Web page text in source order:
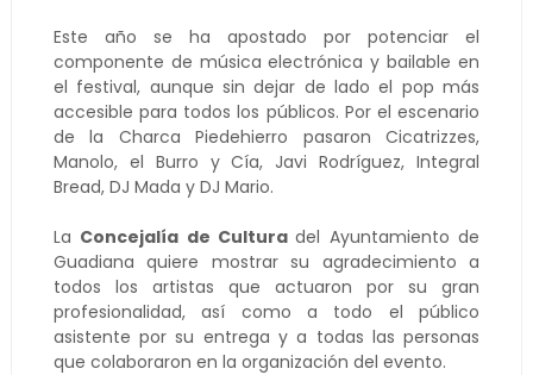
Este año se ha apostado por potenciar el
componente de música electrónica y bailable en
el festival, aunque sin dejar de lado el pop más
accesible para todos los públicos. Por el escenario
de la Charca Piedehierro pasaron Cicatrizzes,
Manolo, el Burro y Cía, Javi Rodríguez, Integral
Bread, DJ Mada y DJ Mario.
La Concejalía de Culturadel Ayuntamiento de
Guadiana quiere mostrar su agradecimiento a
todos los artistas que actuaron por su gran
profesionalidad, así como a todo el público
asistente por su entrega y a todas las personas
que colaboraron en la organización del evento.